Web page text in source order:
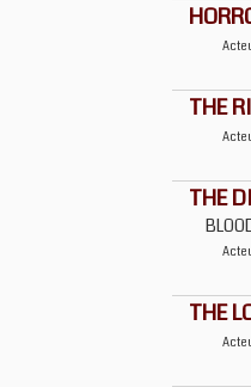
THE
THE
THE